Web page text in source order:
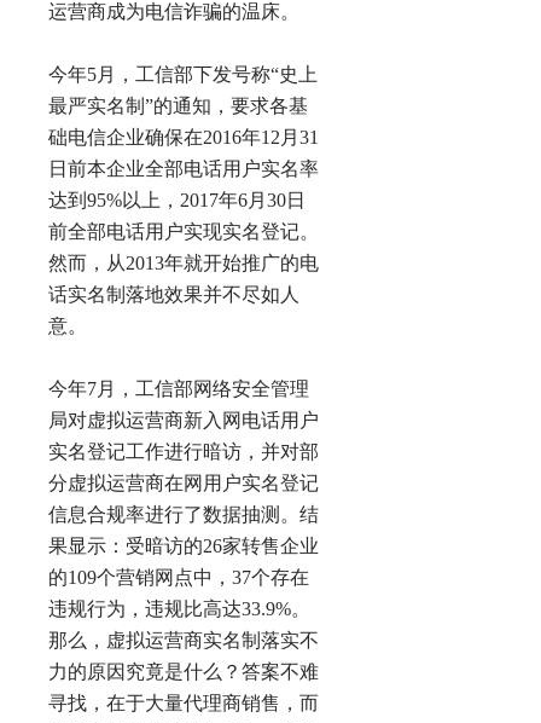
运营商成为电信诈骗的温床。
今年5月，工信部下发号称“史上
最严实名制”的通知，要求各基
础电信企业确保在2016年12月31
日前本企业全部电话用户实名率
达到95%以上，2017年6月30日
前全部电话用户实现实名登记。
然而，从2013年就开始推广的电
话实名制落地效果并不尽如人
意。
今年7月，工信部网络安全管理
局对虚拟运营商新入网电话用户
实名登记工作进行暗访，并对部
分虚拟运营商在网用户实名登记
信息合规率进行了数据抽测。结
果显示：受暗访的26家转售企业
的109个营销网点中，37个存在
违规行为，违规比高达33.9%。
那么，虚拟运营商实名制落实不
力的原因究竟是什么？答案不难
寻找，在于大量代理商销售，而